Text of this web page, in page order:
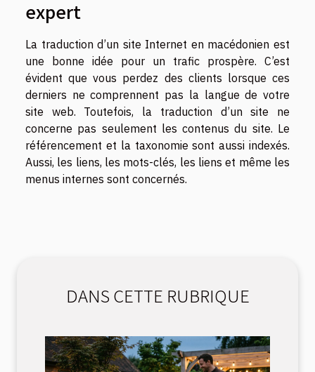
expert
La traduction d’un site Internet en macédonien est
une bonne idée pour un trafic prospère. C’est
évident que vous perdez des clients lorsque ces
derniers ne comprennent pas la langue de votre
site web. Toutefois, la traduction d’un site ne
concerne pas seulement les contenus du site. Le
référencement et la taxonomie sont aussi indexés.
Aussi, les liens, les mots-clés, les liens et même les
menus internes sont concernés.
DANS CETTE RUBRIQUE